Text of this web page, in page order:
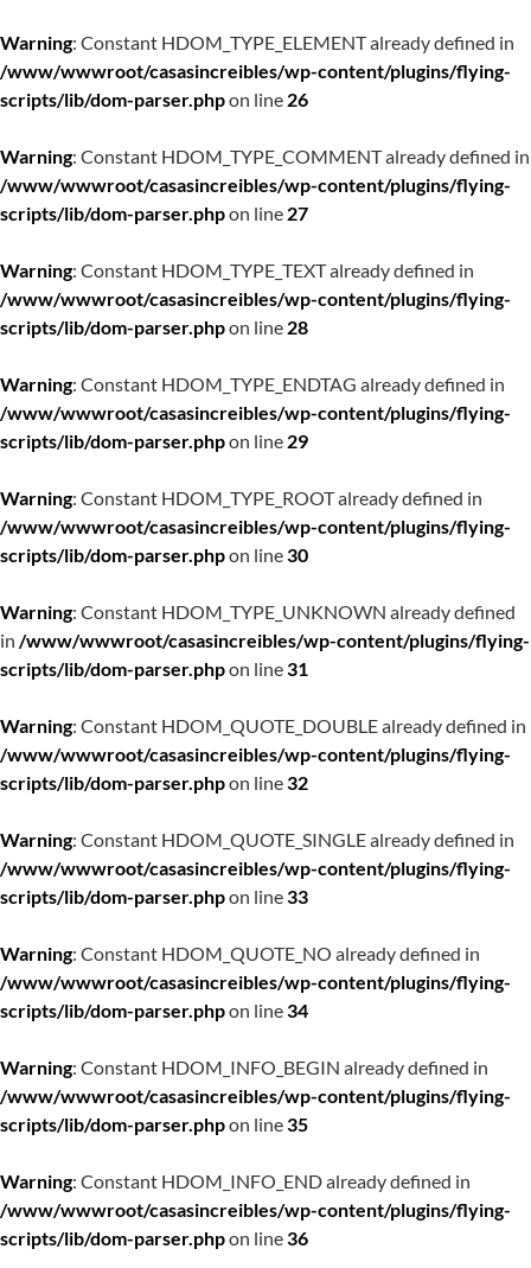
Warning: Constant HDOM_TYPE_ELEMENT already defined in
/www/wwwroot/casasincreibles/wp-content/plugins/flying-
scripts/lib/dom-parser.phpon line 26
Warning: Constant HDOM_TYPE_COMMENT already defined in
/www/wwwroot/casasincreibles/wp-content/plugins/flying-
scripts/lib/dom-parser.phpon line 27
Warning: Constant HDOM_TYPE_TEXT already defined in
/www/wwwroot/casasincreibles/wp-content/plugins/flying-
scripts/lib/dom-parser.phpon line 28
Warning: Constant HDOM_TYPE_ENDTAG already defined in
/www/wwwroot/casasincreibles/wp-content/plugins/flying-
scripts/lib/dom-parser.phpon line 29
Warning: Constant HDOM_TYPE_ROOT already defined in
/www/wwwroot/casasincreibles/wp-content/plugins/flying-
scripts/lib/dom-parser.phpon line30
Warning: Constant HDOM_TYPE_UNKNOWN already defined
in /www/wwwroot/casasincreibles/wp-content/plugins/flying-
scripts/lib/dom-parser.phpon line31
Warning: Constant HDOM_QUOTE_DOUBLE already defined in
/www/wwwroot/casasincreibles/wp-content/plugins/flying-
scripts/lib/dom-parser.phpon line32
Warning: Constant HDOM_QUOTE_SINGLE already defined in
/www/wwwroot/casasincreibles/wp-content/plugins/flying-
scripts/lib/dom-parser.phpon line33
Warning: Constant HDOM_QUOTE_NO already defined in
/www/wwwroot/casasincreibles/wp-content/plugins/flying-
scripts/lib/dom-parser.phpon line34
Warning: Constant HDOM_INFO_BEGIN already defined in
/www/wwwroot/casasincreibles/wp-content/plugins/flying-
scripts/lib/dom-parser.phpon line35
Warning: Constant HDOM_INFO_END already defined in
/www/wwwroot/casasincreibles/wp-content/plugins/flying-
scripts/lib/dom-parser.phpon line36